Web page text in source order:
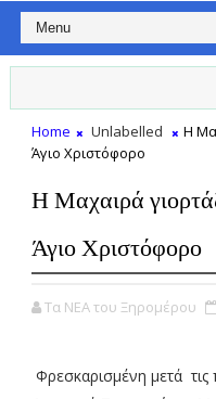
Home Unlabelled
Η
Άγιο Χριστόφορο
Η Μαχαιρά
Άγιο Χριστόφορο
Τα ΝΕΑ του Ξηρομέρου
Φρεσκαρισμένη μετά